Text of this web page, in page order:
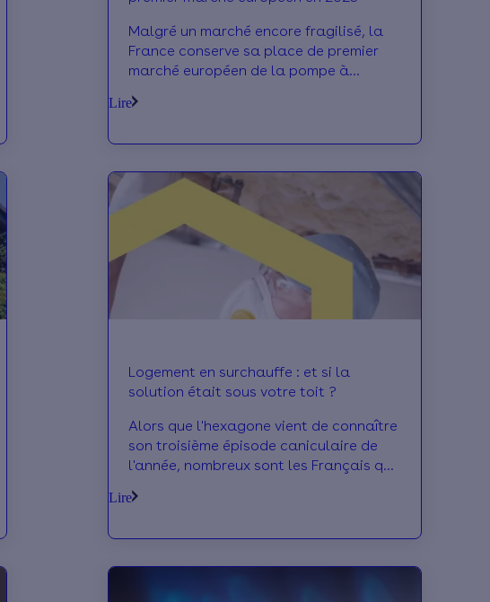
Malgré un marché encore fragilisé, la
France conserve sa place de premier
marché européen de la pompe à
Lire
Logement en surchauffe : et si la
solution était sous votre toit ?
Alors que l'hexagone vient de connaître
son troisième épisode caniculaire de
l'année, nombreux sont les Français qui
leur logement. Face à cela,
l'isolation des combles figure en tête de
file des solutions les plus efficaces. On
Lire